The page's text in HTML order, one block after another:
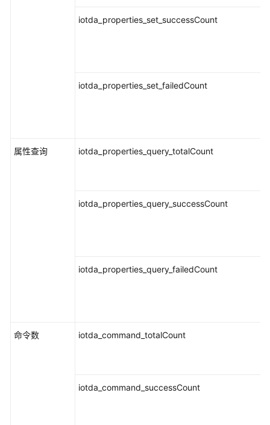
iotda_properties_set_successCount
iotda_properties_set_failedCount
属性查询 iotda_properties_query_totalCount
iotda_properties_query_successCount
iotda_properties_query_failedCount
命令数 iotda_command_totalCount
iotda_command_successCount